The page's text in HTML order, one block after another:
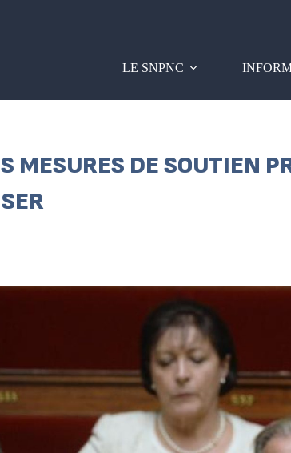
LE SNPNC
MESURES DE SOUTIEN